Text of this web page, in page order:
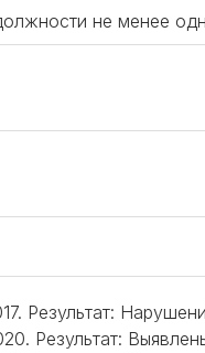
не менее
Результат:
Результат: